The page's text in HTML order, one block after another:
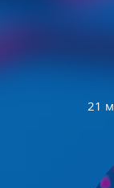
21